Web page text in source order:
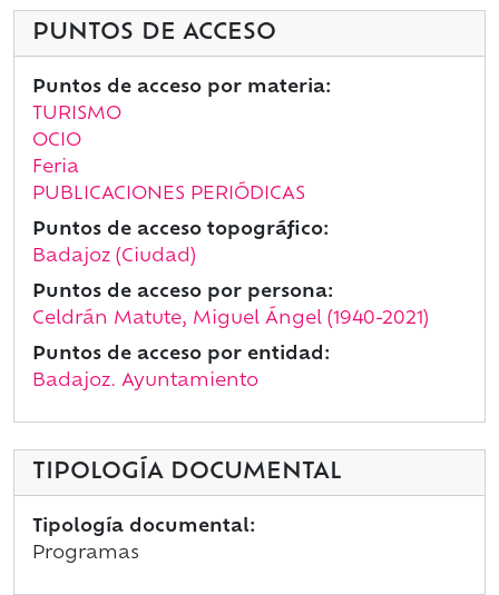
PUNTOS DE ACCESO
Puntos de acceso por materia:
TURISMO
OCIO
Feria
PUBLICACIONES PERIÓDICAS
Puntos de acceso topográfico:
Badajoz (Ciudad)
Puntos de acceso por persona:
Celdrán Matute, Miguel Ángel (1940-2021)
Puntos de acceso por entidad:
Badajoz. Ayuntamiento
TIPOLOGÍA DOCUMENTAL
Tipología documental:
Programas